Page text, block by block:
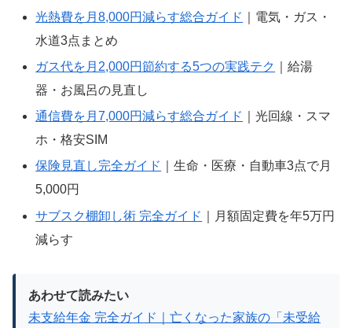
光熱費を月8,000円減らす総合ガイド
｜電気・ガス・
水道3点まとめ
ガス代を月2,000円節約する5つの実践テク
｜給湯
器・お風呂の見直し
通信費を月7,000円減らす総合ガイド
｜光回線・スマ
ホ・格安SIM
保険見直し完全ガイド
｜生命・医療・自動車3点で月
5,000円
サブスク棚卸し術 完全ガイド
｜月額固定費を年5万円
減らす
あわせて読みたい
未支給年金 完全ガイド｜亡くなった家族の「未受給